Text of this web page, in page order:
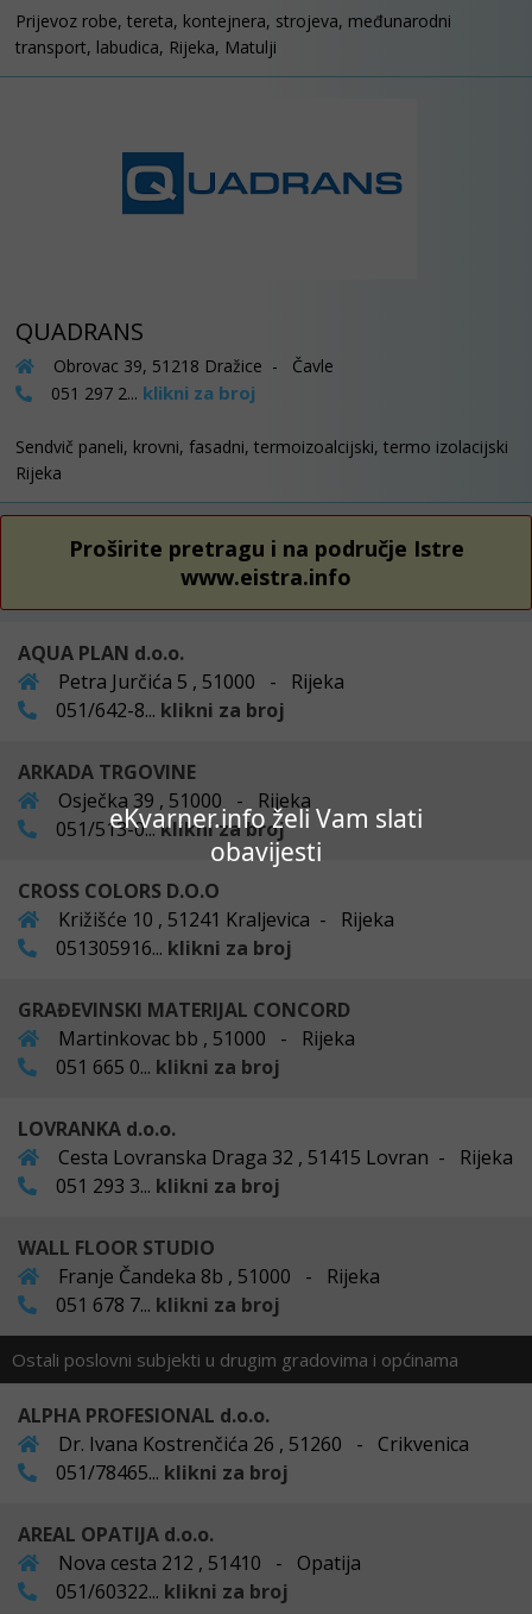
eKvarner.info želi Vam slati
obavijesti
Prijevoz robe, tereta, kontejnera, strojeva, međunarodni
transport, labudica, Rijeka, Matulji
QUADRANS
Obrovac 39, 51218 Dražice - Čavle
051 297 2... klikni za broj
Sendvič paneli, krovni, fasadni, termoizoalcijski, termo izolacijski
Rijeka
Proširite pretragu i na područje Istre
www.eistra.info
AQUA PLAN d.o.o.
Petra Jurčića 5 , 51000 - Rijeka
051/642-8... klikni za broj
ARKADA TRGOVINE
Osječka 39 , 51000 - Rijeka
051/513-0...klikni za broj
CROSS COLORS D.O.O
Križišće 10 , 51241 Kraljevica - Rijeka
051305916... klikni za broj
GRAĐEVINSKI MATERIJAL CONCORD
Martinkovac bb , 51000 - Rijeka
051 665 0... klikni za broj
LOVRANKA d.o.o.
Cesta Lovranska Draga 32 , 51415 Lovran - Rijeka
051 293 3... klikni za broj
WALL FLOOR STUDIO
Franje Čandeka 8b , 51000 - Rijeka
051 678 7... klikni za broj
Ostali poslovni subjekti u drugim gradovima i općinama
ALPHA PROFESIONAL d.o.o.
Dr. Ivana Kostrenčića 26 , 51260 - Crikvenica
051/78465... klikni za broj
AREAL OPATIJA d.o.o.
Nova cesta 212 , 51410 - Opatija
051/60322... klikni za broj